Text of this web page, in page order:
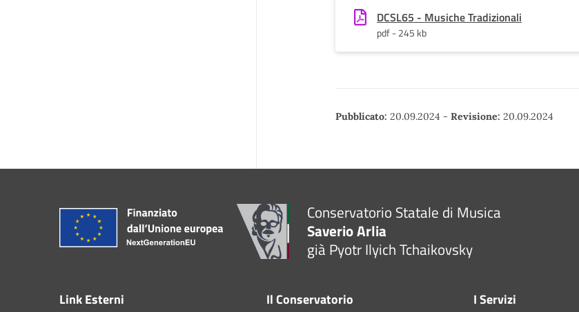
DCSL65 - Musiche Tradizionali
pdf - 245 kb
Pubblicato: 20.09.2024 - Revisione: 20.09.2024
Conservatorio Statale di Musica
Saverio Arlia
già Pyotr Ilyich Tchaikovsky
Link Esterni Il Conservatorio I Servizi